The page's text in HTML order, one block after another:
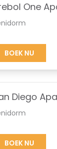
One
BOEK NU
Diego
BOEK NU